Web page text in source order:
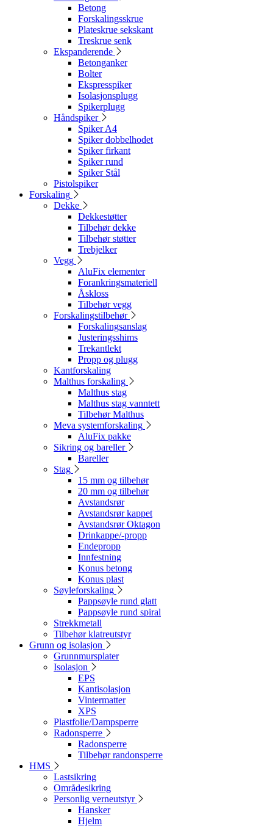
Betong
Forskalingsskrue
Plateskrue sekskant
Treskrue senk
Ekspanderende
Betonganker
Bolter
Ekspresspiker
Isolasjonsplugg
Spikerplugg
Håndspiker
Spiker A4
Spiker dobbelhodet
Spiker firkant
Spiker rund
Spiker Stål
Pistolspiker
Forskaling
Dekke
Dekkestøtter
Tilbehør dekke
Tilbehør støtter
Trebjelker
Vegg
AluFix elementer
Forankringsmateriell
Åskloss
Tilbehør vegg
Forskalingstilbehør
Forskalingsanslag
Justeringsshims
Trekantlekt
Propp og plugg
Kantforskaling
Malthus forskaling
Malthus stag
Malthus stag vanntett
Tilbehør Malthus
Meva systemforskaling
AluFix pakke
Sikring og bareller
Bareller
Stag
15 mm og tilbehør
20 mm og tilbehør
Avstandsrør
Avstandsrør kappet
Avstandsrør Oktagon
Drinkappe/-propp
Endepropp
Innfestning
Konus betong
Konus plast
Søyleforskaling
Pappsøyle rund glatt
Pappsøyle rund spiral
Strekkmetall
Tilbehør klatreutstyr
Grunn og isolasjon
Grunnmursplater
Isolasjon
EPS
Kantisolasjon
Vintermatter
XPS
Plastfolie/Dampsperre
Radonsperre
Radonsperre
Tilbehør randonsperre
HMS
Lastsikring
Områdesikring
Personlig verneutstyr
Hansker
Hjelm